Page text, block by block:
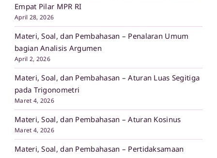
Empat Pilar MPR RI
April 28, 2026
Materi, Soal, dan Pembahasan – Penalaran Umum
bagian Analisis Argumen
April 2, 2026
Materi, Soal, dan Pembahasan – Aturan Luas Segitiga
pada Trigonometri
Maret 4, 2026
Materi, Soal, dan Pembahasan – Aturan Kosinus
Maret 4, 2026
Materi, Soal, dan Pembahasan – Pertidaksamaan